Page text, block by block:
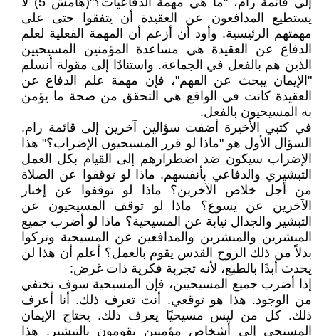
يستطيع المدافعون عن العقيدة أن يتفقوا حتى على
مهمتهم الرئيسية. وأود أن أزعم أن المهمة الفعلية لعلم
الدفاع عن العقيدة هي مساعدة المؤمنين المسيحيين
الذين هم بالفعل في الجماعة. واستنادًا إلى مقولة أنسلم
"الإيمان يبحث عن الفهم"، فإن مهمة علم الدفاع عن
العقيدة كانت في الواقع هي التحقق من صحة ما يؤمن
به المسيحيون بالفعل.
في كتبي الأخيرة أضفت سؤالين آخرين إلى قائمة رام.
السؤال الأول هو "ماذا لو قرر المسيحيون الإضراب؟" هذا
الإضراب سيكون ضد اضطرارهم إلى القيام بكل العمل
التبشيري والدفاعي بأنفسهم. ماذا لو توقفوا عن الصلاة
من أجل خلاص الآخرين؟ ماذا لو توقفوا عن إخبار
الآخرين عن يسوع؟ ماذا لو توقف المسيحيون عن
التبشير والجدال نيابة عن المسيحية؟ ماذا لو أضرب جميع
المبشرين والمبشرين والمدافعين عن المسيحية وتركوا
بدلاً من ذلك الروح القدس يقوم بالعمل؟ أعلم أن هذا لن
يحدث أبدًا بالطبع، لأنه تجربة فكرية ذات غرض:
إذا أضرب جميع المسيحيين، فإن المسيحية سوف تختفي
من الوجود. هذا هو توقعي. أنت تعرف ذلك. أنا أعرف
ذلك. كل من ليس مسيحيًا يعرف ذلك. يحتاج الإيمان
المسيحي إلى أشخاص مؤمنين يقومون بالتبشير. هذا